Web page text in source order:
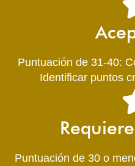
Puntuación de 31-40:
Identificar puntos
Puntuación de 30 o